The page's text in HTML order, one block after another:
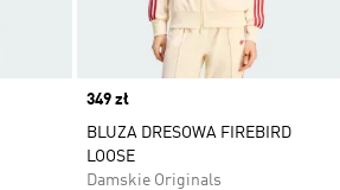
Price
349 zł
BLUZA DRESOWA FIREBIRD
LOOSE
Damskie Originals